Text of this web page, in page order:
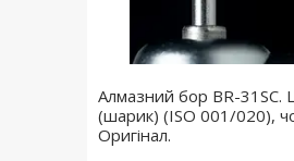
Алмазний бор BR-
(шарик) (ISO 001/020),
Оригінал.